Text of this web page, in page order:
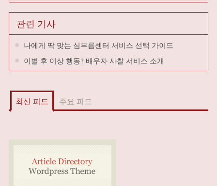
관련 기사
나에게 딱 맞는 심부름센터 서비스 선택 가이드
이별 후 이상 행동? 배우자 사찰 서비스 소개
최신 피드 주요 피드